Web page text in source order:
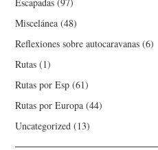
Miscelánea (48)
Reflexiones sobre autocaravanas (6)
Rutas (1)
Rutas por Esp (61)
Rutas por Europa (44)
Uncategorized (13)